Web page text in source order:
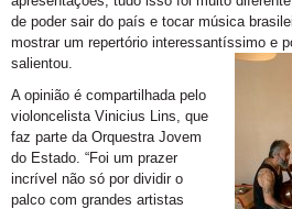
de poder sair do país e tocar música
mostrar um repertório interessantíssimo e
salientou.
A opinião é compartilhada pelo
violoncelista Vinicius Lins, que
faz parte da Orquestra Jovem
do Estado. “Foi um prazer
incrível não só por dividir o
palco com grandes artistas